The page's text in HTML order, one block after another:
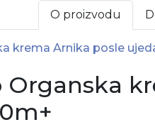
O proizvodu
krema Arnika posle
Organska